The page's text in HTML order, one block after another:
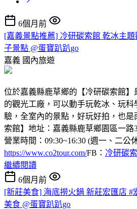
6個月前
[嘉義景點推薦] 冷研碳索館 乾冰主
子景點 @蛋寶趴趴go
嘉義 國內旅遊
位於嘉義縣鹿草鄉的【冷研碳索館
的觀光工廠，可以動手玩乾冰、玩
驗，全室內的景點，好玩好拍，也
索館】地址：嘉義縣鹿草鄉園區一路
營業時間：09:30~16:30 (週一、二公
https://www.co2tour.com/FB： 冷研碳
繼續閱讀
6個月前
[新莊美食] 海底撈火鍋 新莊宏匯店 #
美食 @蛋寶趴趴go